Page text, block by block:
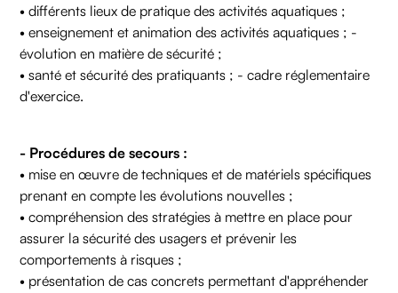
• différents lieux de pratique des activités aquatiques ;
• enseignement et animation des activités aquatiques ; -
évolution en matière de sécurité ;
• santé et sécurité des pratiquants ; - cadre réglementaire
d'exercice.
- Procédures de secours :
• mise en œuvre de techniques et de matériels spécifiques
prenant en compte les évolutions nouvelles ;
• compréhension des stratégies à mettre en place pour
assurer la sécurité des usagers et prévenir les
comportements à risques ;
• présentation de cas concrets permettant d'appréhender